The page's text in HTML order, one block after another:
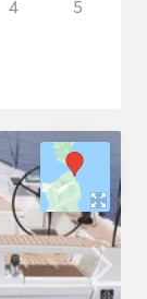
4 5